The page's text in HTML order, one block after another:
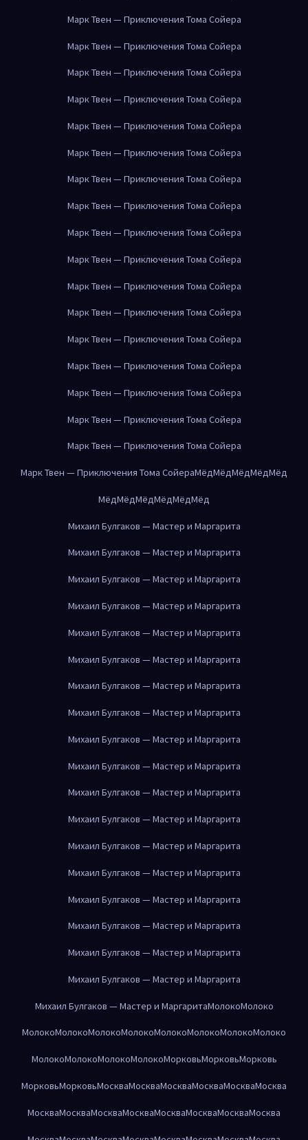
Марк Твен — Приключения Тома Сойера
Марк Твен — Приключения Тома Сойера
Марк Твен — Приключения Тома Сойера
Марк Твен — Приключения Тома Сойера
Марк Твен — Приключения Тома Сойера
Марк Твен — Приключения Тома Сойера
Марк Твен — Приключения Тома Сойера
Марк Твен — Приключения Тома Сойера
Марк Твен — Приключения Тома Сойера
Марк Твен — Приключения Тома Сойера
Марк Твен — Приключения Тома Сойера
Марк Твен — Приключения Тома Сойера
Марк Твен — Приключения Тома Сойера
Марк Твен — Приключения Тома Сойера
Марк Твен — Приключения Тома Сойера
Марк Твен — Приключения Тома Сойера
Марк Твен — Приключения Тома Сойера
Марк Твен — Приключения Тома СойераМёдМёдМёдМёдМёд
МёдМёдМёдМёдМёдМёд
Михаил Булгаков — Мастер и Маргарита
Михаил Булгаков — Мастер и Маргарита
Михаил Булгаков — Мастер и Маргарита
Михаил Булгаков — Мастер и Маргарита
Михаил Булгаков — Мастер и Маргарита
Михаил Булгаков — Мастер и Маргарита
Михаил Булгаков — Мастер и Маргарита
Михаил Булгаков — Мастер и Маргарита
Михаил Булгаков — Мастер и Маргарита
Михаил Булгаков — Мастер и Маргарита
Михаил Булгаков — Мастер и Маргарита
Михаил Булгаков — Мастер и Маргарита
Михаил Булгаков — Мастер и Маргарита
Михаил Булгаков — Мастер и Маргарита
Михаил Булгаков — Мастер и Маргарита
Михаил Булгаков — Мастер и Маргарита
Михаил Булгаков — Мастер и Маргарита
Михаил Булгаков — Мастер и Маргарита
Михаил Булгаков — Мастер и МаргаритаМолокоМолоко
МолокоМолокоМолокоМолокоМолокоМолокоМолокоМолоко
МолокоМолокоМолокоМолокоМорковьМорковьМорковь
МорковьМорковьМоскваМоскваМоскваМоскваМоскваМосква
МоскваМоскваМоскваМоскваМоскваМоскваМоскваМосква